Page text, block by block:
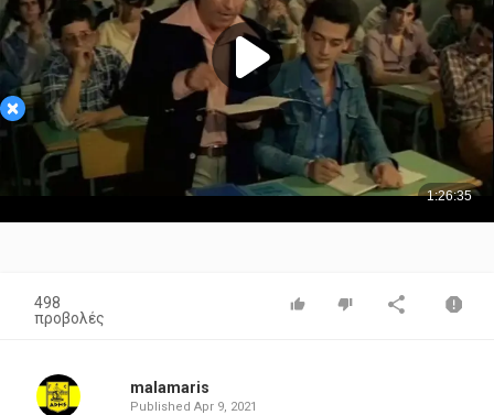
×
498
προβολές
malamaris
Published Apr 9, 2021